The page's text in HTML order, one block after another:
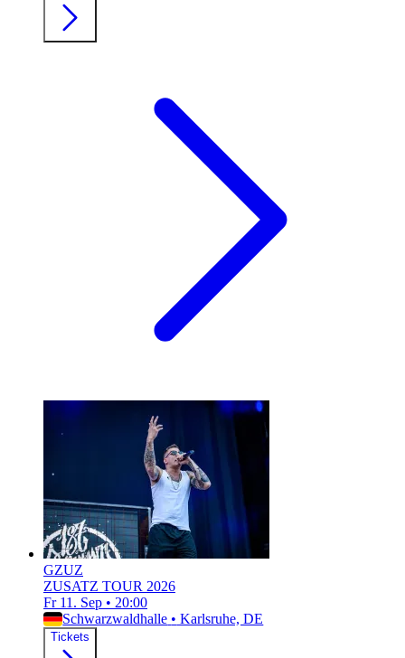
GZUZ
ZUSATZ TOUR 2026
Fr 11. Sep • 20:00
Schwarzwaldhalle • Karlsruhe, DE
Tickets